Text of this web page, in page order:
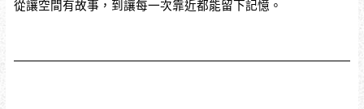
從讓空間有故事，到讓每一次靠近都能留下記憶。